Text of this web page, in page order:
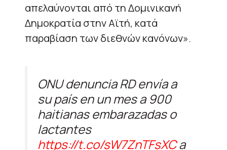
απελαύνονται από τη Δομινικανή
Δημοκρατία στην Αϊτή, κατά
παραβίαση των διεθνών κανόνων».
ONU denuncia RD envía a
su país en un mes a 900
haitianas embarazadas o
lactantes
https://t.co/sW7ZnTFsXCa